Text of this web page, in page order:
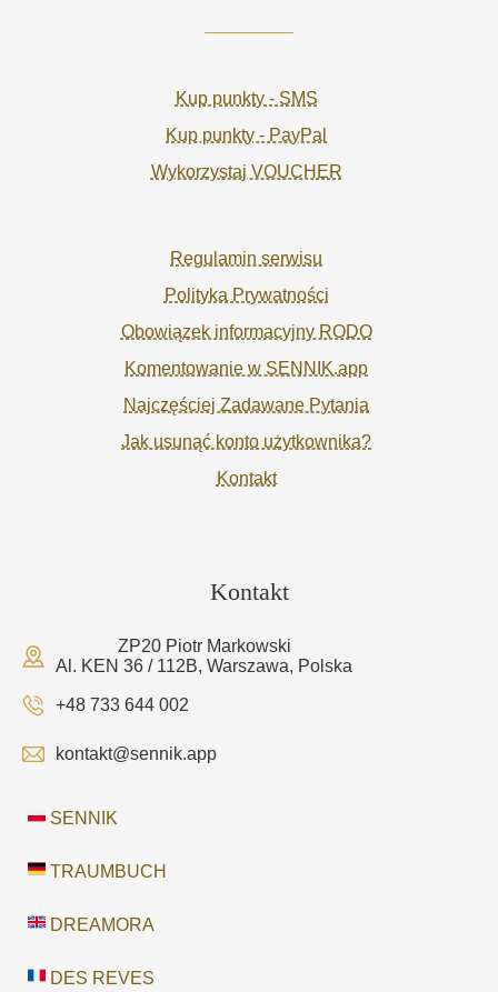
Kup punkty - SMS
Kup punkty - PayPal
Wykorzystaj VOUCHER
Regulamin serwisu
Polityka Prywatności
Obowiązek informacyjny RODO
Komentowanie w SENNIK.app
Najczęściej Zadawane Pytania
Jak usunąć konto użytkownika?
Kontakt
Kontakt
ZP20 Piotr Markowski
Al. KEN 36 / 112B, Warszawa, Polska
+48 733 644 002
kontakt@sennik.app
SENNIK
TRAUMBUCH
DREAMORA
DES REVES